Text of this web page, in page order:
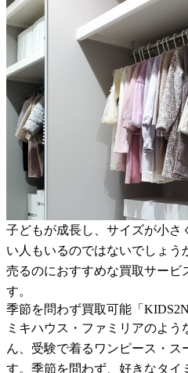
子どもが成長し、サイズが小さ
い人もいるのではないでしょう
売るのにおすすめな買取サービ
す。
季節を問わず買取可能「
ミキハウス・ファミリアのよ
ん、受験で着るワンピース・ス
す。季節を問わず、好きなタイ